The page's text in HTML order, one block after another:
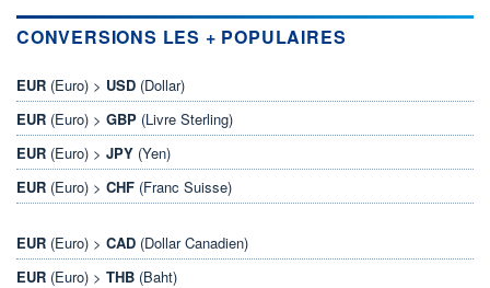
CONVERSIONS LES + POPULAIRES
EUR (Euro) > USD (Dollar)
EUR (Euro) > GBP (Livre Sterling)
EUR (Euro) > JPY (Yen)
EUR (Euro) > CHF (Franc Suisse)
EUR (Euro) > CAD (Dollar Canadien)
EUR (Euro) > THB (Baht)